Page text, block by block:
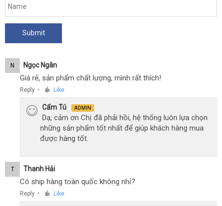
N Ngọc Ngân
Giá rẻ, sản phẩm chất lượng, mình rất thích!
Reply ● Like
Cẩm Tú ADMIN
Dạ, cảm ơn Chị đã phải hồi, hệ thống luôn lựa chọn
những sản phẩm tốt nhất để giúp khách hàng mua
được hàng tốt.
T Thanh Hải
Có ship hàng toàn quốc không nhỉ?
Reply ● Like